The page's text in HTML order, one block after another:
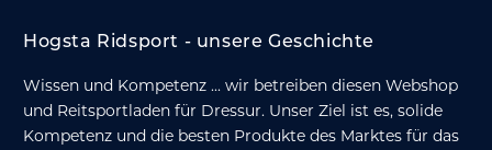
Hogsta Ridsport - unsere Geschichte
Wissen und Kompetenz ... wir betreiben diesen Webshop
und Reitsportladen für Dressur. Unser Ziel ist es, solide
Kompetenz und die besten Produkte des Marktes für das